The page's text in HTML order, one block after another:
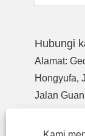
Hubungi
Alamat:
Hongyufa,
Jalan
Telp:
+86-